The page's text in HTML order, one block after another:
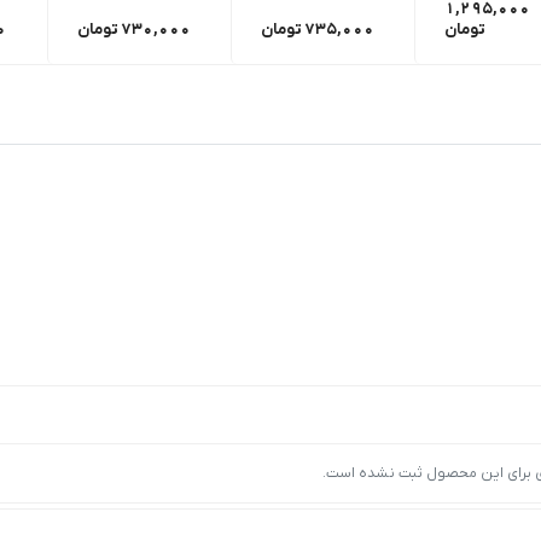
1,295,000
تومان
735,000 تومان 730,000 تومان
برای این محصول ثبت نشده است.